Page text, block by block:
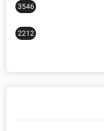
3546
2212